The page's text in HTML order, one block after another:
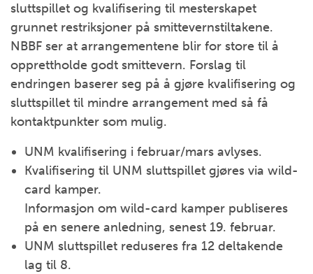
sluttspillet og kvalifisering til mesterskapet
grunnet restriksjoner på smittevernstiltakene.
NBBF ser at arrangementene blir for store til å
opprettholde godt smittevern. Forslag til
endringen baserer seg på å gjøre kvalifisering og
sluttspillet til mindre arrangement med så få
kontaktpunkter som mulig.
UNM kvalifisering i februar/mars avlyses.
Kvalifisering til UNM sluttspillet gjøres via wild-
card kamper.
Informasjon om wild-card kamper publiseres
på en senere anledning, senest 19. februar.
UNM sluttspillet reduseres fra 12 deltakende
lag til 8.